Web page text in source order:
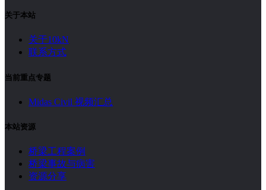
关于本站
关于10kN
联系方式
当前重点专题
Midas Civil 视频汇总
本站资源
桥梁工程案例
桥梁事故与病害
资源分享